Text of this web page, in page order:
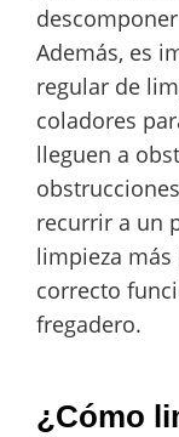
Además, es
regular de
coladores
lleguen a
recurrir a un
limpieza
correcto
fregadero.
¿Cómo